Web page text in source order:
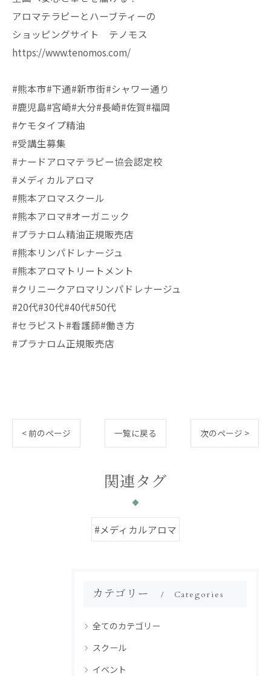
アロマテラピーとハーブティーの
ショッピングサイト テノモス
https://www.tenomos.com/
#熊本市#下通#新市街#シャワー通り
#鹿児島#宮崎#大分#長崎#佐賀#福岡
#ケモタイプ精油
#受講生募集
#ナードアロマテラピー協会認定校
#メディカルアロマ
#熊本アロマスクール
#熊本アロマ#オーガニック
#プラナロム精油正規販売店
#熊本リンパドレナージュ
#熊本アロマトリートメント
#クリニークアロマリンパドレナージュ
#20代#30代#40代#50代
#セラピスト#看護師#働き方
#プラナロム正規販売店
< 前のページ 一覧に戻る 次のページ >
関連タグ
#メディカルアロマ
カテゴリー Categories
全てのカテゴリー
スクール
イベント